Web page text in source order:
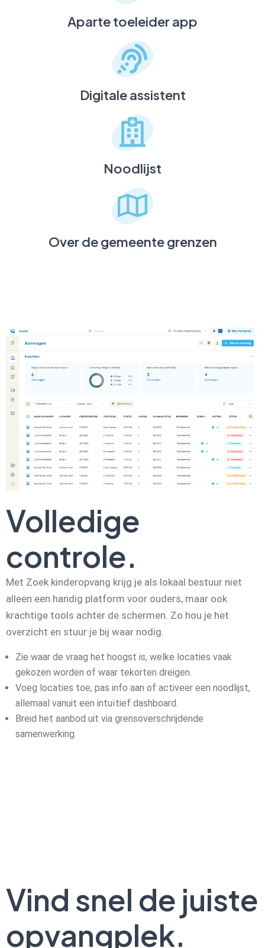
Aparte toeleider app
Digitale assistent
Noodlijst
Over de gemeente grenzen
Volledige
controle.
Met Zoek kinderopvang krijg je als lokaal bestuur niet
alleen een handig platform voor ouders, maar ook
krachtige tools achter de schermen. Zo hou je het
overzicht en stuur je bij waar nodig.
Zie waar de vraag het hoogst is, welke locaties vaak
gekozen worden of waar tekorten dreigen.
Voeg locaties toe, pas info aan of activeer een noodlijst,
allemaal vanuit een intuïtief dashboard.
Breid het aanbod uit via grensoverschrijdende
samenwerking.
Vind snel de juiste
opvangplek.